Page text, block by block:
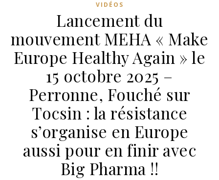
VIDÉOS
Lancement du
mouvement MEHA « Make
Europe Healthy Again » le
15 octobre 2025 –
Perronne, Fouché sur
Tocsin : la résistance
s’organise en Europe
aussi pour en finir avec
Big Pharma !!